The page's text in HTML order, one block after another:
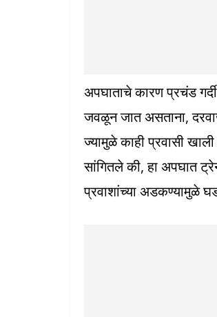
अपघाताचे कारण प्रचंड
जवळून जात असताना,
ज्यामुळे काही प्रवासी
सांगितले की, हा अपघात
प्रवाशांच्या अडकण्यामुळे